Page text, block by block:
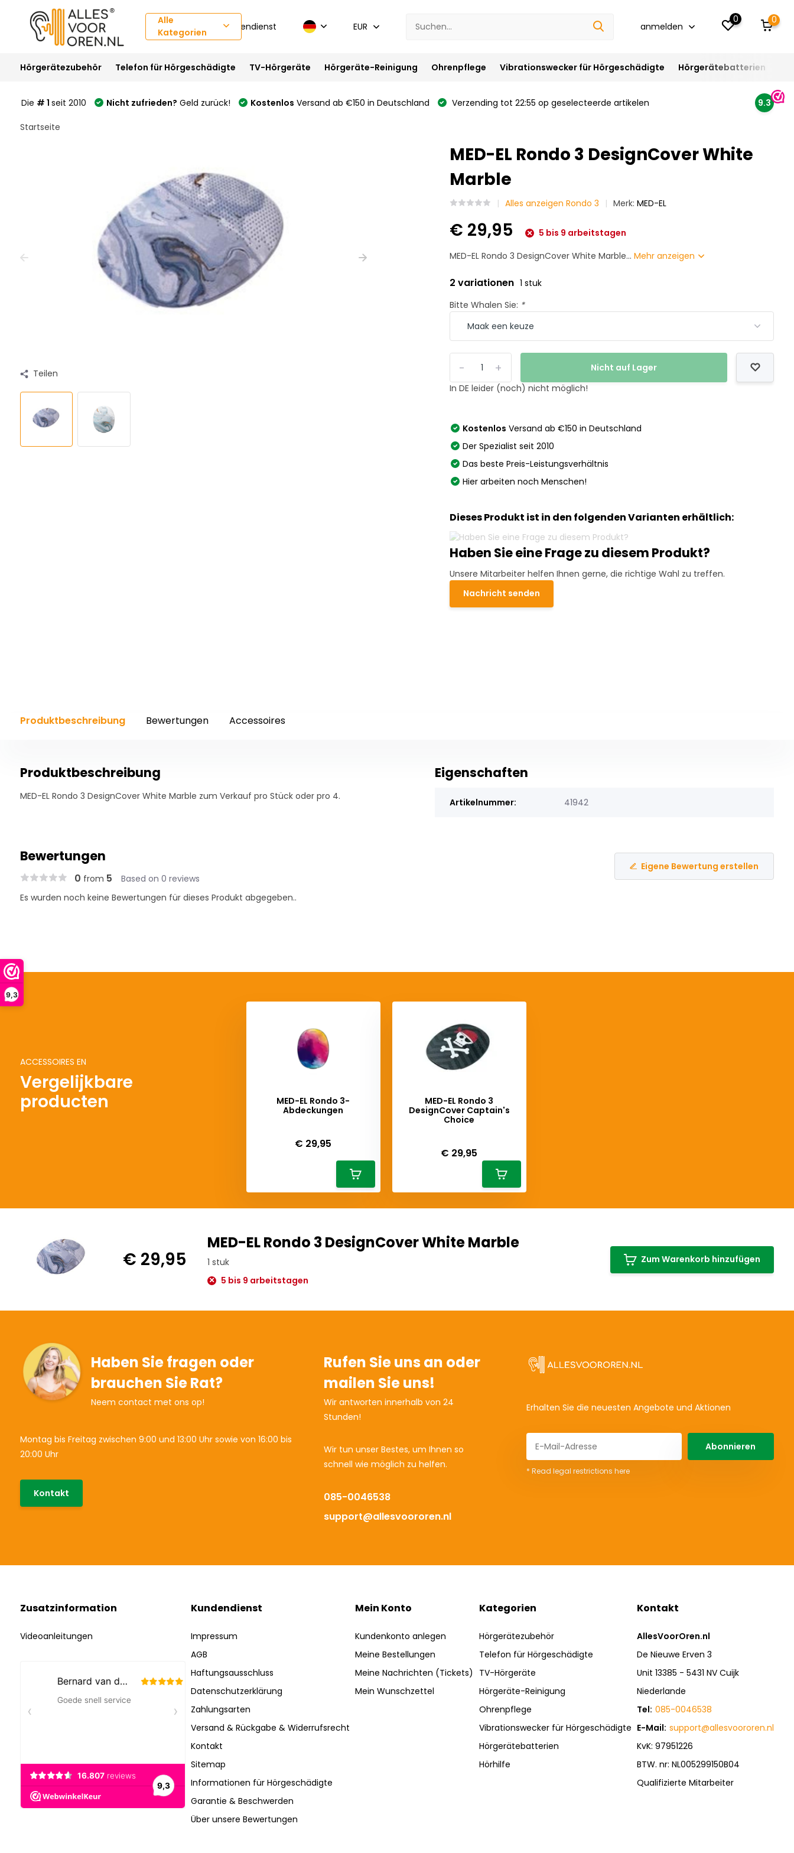
9,3
Alle
Kategorien
Kundendienst EUR anmelden
0 0
Hörgerätezubehör Telefon für Hörgeschädigte TV-Hörgeräte Hörgeräte-Reinigung Ohrenpflege Vibrationswecker für Hörgeschädigte Hörgerätebatterien
Die # 1 seit 2010 Nicht zufrieden? Geld zurück! Kostenlos Versand ab €150 in Deutschland Verzending tot 22:55 op geselecteerde artikelen 9.3
Startseite
Teilen
MED-EL Rondo 3 DesignCover White
Marble
Alles anzeigen Rondo 3 Merk:MED-EL
€ 29,95
5 bis 9 arbeitstagen
MED-EL Rondo 3 DesignCover White Marble...Mehr anzeigen
2 variationen 1 stuk
Bitte Whalen Sie: *
+
-
Nicht auf Lager
In DE leider (noch) nicht möglich!
Kostenlos Versand ab €150 in Deutschland
Der Spezialist seit 2010
Das beste Preis-Leistungsverhältnis
Hier arbeiten noch Menschen!
Dieses Produkt ist in den folgenden Varianten erhältlich:
Haben Sie eine Frage zu diesem Produkt?
Unsere Mitarbeiter helfen Ihnen gerne, die richtige Wahl zu treffen.
Nachricht senden
Produktbeschreibung Bewertungen Accessoires
Produktbeschreibung
MED-EL Rondo 3 DesignCover White Marble zum Verkauf pro Stück oder pro 4.
Eigenschaften
Artikelnummer: 41942
Bewertungen
0 from 5 Based on 0 reviews
Eigene Bewertung erstellen
Es wurden noch keine Bewertungen für dieses Produkt abgegeben..
ACCESSOIRES EN
Vergelijkbare
producten
MED-EL Rondo 3-
Abdeckungen
€ 29,95
MED-EL Rondo 3
DesignCover Captain's
Choice
€ 29,95
€ 29,95
MED-EL Rondo 3 DesignCover White Marble
1 stuk
5 bis 9 arbeitstagen
Zum Warenkorb hinzufügen
Haben Sie fragen oder
brauchen Sie Rat?
Neem contact met ons op!
Montag bis Freitag zwischen 9:00 und 13:00 Uhr sowie von 16:00 bis
20:00 Uhr
Kontakt
Rufen Sie uns an oder
mailen Sie uns!
Wir antworten innerhalb von 24
Stunden!
Wir tun unser Bestes, um Ihnen so
schnell wie möglich zu helfen.
085-0046538
support@allesvoororen.nl
Erhalten Sie die neuesten Angebote und Aktionen
Abonnieren
* Read legal restrictions here
Zusatzinformation
Videoanleitungen
Kundendienst
Impressum
AGB
Haftungsausschluss
Datenschutzerklärung
Zahlungsarten
Versand & Rückgabe & Widerrufsrecht
Kontakt
Sitemap
Informationen für Hörgeschädigte
Garantie & Beschwerden
Über unsere Bewertungen
Mein Konto
Kundenkonto anlegen
Meine Bestellungen
Meine Nachrichten (Tickets)
Mein Wunschzettel
Kategorien
Hörgerätezubehör
Telefon für Hörgeschädigte
TV-Hörgeräte
Hörgeräte-Reinigung
Ohrenpflege
Vibrationswecker für Hörgeschädigte
Hörgerätebatterien
Hörhilfe
Kontakt
AllesVoorOren.nl
De Nieuwe Erven 3
Unit 13385 - 5431 NV Cuijk
Niederlande
Tel: 085-0046538
E-Mail: support@allesvoororen.nl
KvK: 97951226
BTW. nr: NL005299150B04
Qualifizierte Mitarbeiter